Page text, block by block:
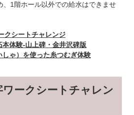
、1階ホール以外での給水はできませ
クシートチャレンジ
体験‐山上碑・金井沢碑版
しゃ）を使った糸つむぎ体験
ワークシートチャレン